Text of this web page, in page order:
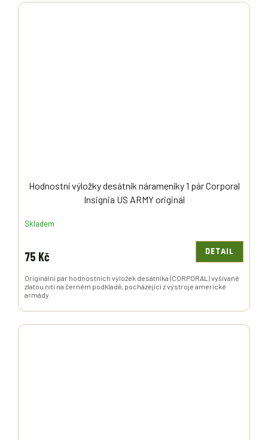
Hodnostní výložky desátník nárameníky 1 pár Corporal
Insignia US ARMY originál
Skladem
75 Kč DETAIL
Originální pár hodnostních výložek desátníka (CORPORAL) vyšívané
zlatou nití na černém podkladě, pocházející z výstroje americké
armády.